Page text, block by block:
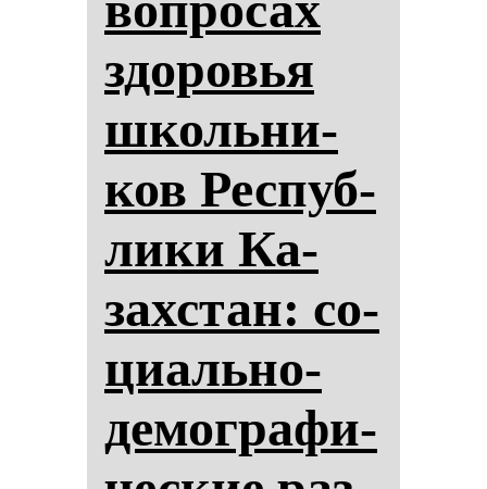
здо­ровья
школь­ни­
ков Рес­пуб­
ли­ки Ка­
зах­стан: со­
ци­аль­но-
де­мог­ра­фи­